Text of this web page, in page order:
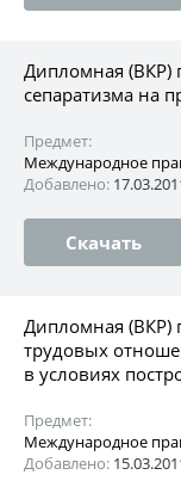
Дипломная (ВКР)
сепаратизма на
Предмет:
Международное
Добавлено:
Скачать
Дипломная (ВКР)
трудовых
в условиях
Предмет:
Международное
Добавлено: